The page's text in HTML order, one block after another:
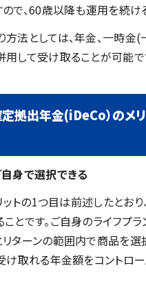
で、60歳以降も運用を続け
法としては、年金、一時金
用して受け取ることが可能で
拠出年金(iDeCo）のメ
自身で選択できる
トの1つ目は前述したとお
とです。ご自身のライフプ
リターンの範囲内で商品を選
受け取れる年金額をコントロ